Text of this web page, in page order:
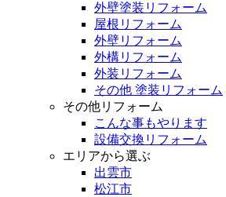
外壁塗装リフォーム
屋根リフォーム
外壁リフォーム
外構リフォーム
外装リフォーム
その他 塗装リフォーム
その他リフォーム
こんな事もやります
設備交換リフォーム
エリアから選ぶ
出雲市
松江市